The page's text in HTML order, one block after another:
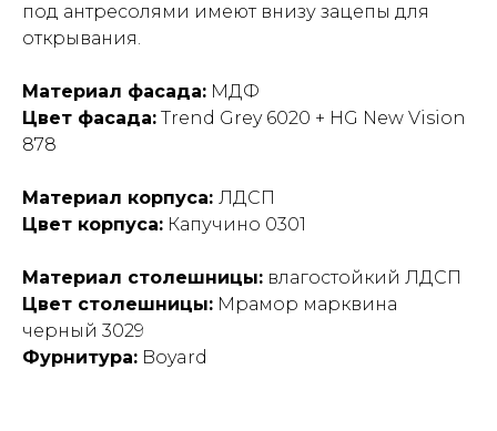
под антресолями имеют внизу зацепы для
открывания.
Материал фасада: МДФ
Цвет фасада: Trend Grey 6020 + HG New Vision
878
Материал корпуса: ЛДСП
Цвет корпуса: Капучино 0301
Материал столешницы: влагостойкий ЛДСП
Цвет столешницы: Мрамор марквина
черный 3029
Фурнитура: Boyard